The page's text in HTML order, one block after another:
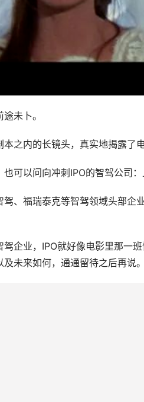
未卜。
本之内的长镜头，真实地揭露了
也可以问向冲刺IPO的智驾公司：
驾、福瑞泰克等智驾领域头部企
驾企业，IPO就好像电影里那一
未来如何，通通留待之后再说。